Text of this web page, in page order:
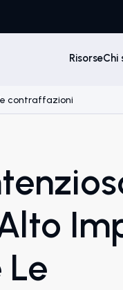
RisorseChi
contraffazioni